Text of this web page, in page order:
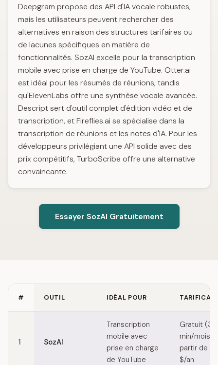
Deepgram propose des API d'IA vocale robustes,
mais les utilisateurs peuvent rechercher des
alternatives en raison des structures tarifaires ou
de lacunes spécifiques en matière de
fonctionnalités. SozAI excelle pour la transcription
mobile avec prise en charge de YouTube. Otter.ai
est idéal pour les résumés de réunions, tandis
qu'ElevenLabs offre une synthèse vocale avancée.
Descript sert d'outil complet d'édition vidéo et de
transcription, et Fireflies.ai se spécialise dans la
transcription de réunions et les notes d'IA. Pour les
développeurs privilégiant une API solide avec des
prix compétitifs, TurboScribe offre une alternative
convaincante.
Essayer SozAI Gratuitement
# OUTIL IDÉAL POUR
1 SozAI
Transcription
mobile avec
prise en charge
de YouTube
Gratuit (30
min/mois)
partir de
$/an